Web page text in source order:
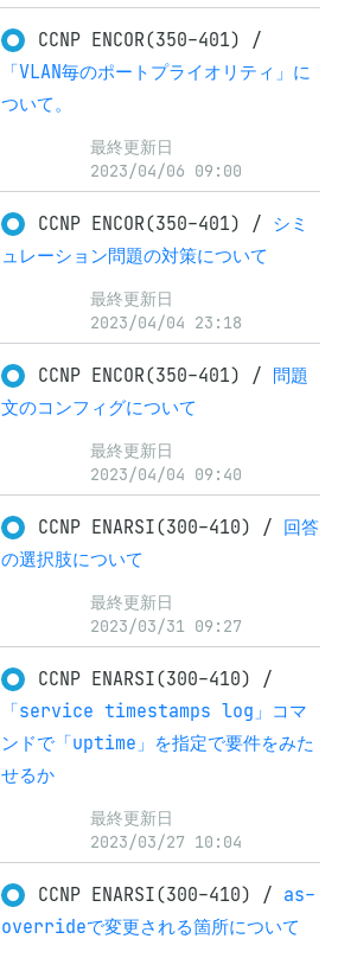
CCNP ENCOR(350-401) /
「VLAN毎のポートプライオリティ」に
ついて。
最終更新日
2023/04/06 09:00
CCNP ENCOR(350-401) / シミ
ュレーション問題の対策について
最終更新日
2023/04/04 23:18
CCNP ENCOR(350-401) / 問題
文のコンフィグについて
最終更新日
2023/04/04 09:40
CCNP ENARSI(300-410) / 回答
の選択肢について
最終更新日
2023/03/31 09:27
CCNP ENARSI(300-410) /
「service timestamps log」コマ
ンドで「uptime」を指定で要件をみた
せるか
最終更新日
2023/03/27 10:04
CCNP ENARSI(300-410) / as-
overrideで変更される箇所について